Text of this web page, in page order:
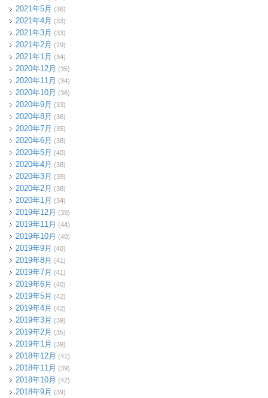
2021年5月 (36)
2021年4月 (33)
2021年3月 (33)
2021年2月 (29)
2021年1月 (34)
2020年12月 (35)
2020年11月 (34)
2020年10月 (36)
2020年9月 (33)
2020年8月 (36)
2020年7月 (35)
2020年6月 (38)
2020年5月 (40)
2020年4月 (38)
2020年3月 (39)
2020年2月 (38)
2020年1月 (34)
2019年12月 (39)
2019年11月 (44)
2019年10月 (40)
2019年9月 (40)
2019年8月 (41)
2019年7月 (41)
2019年6月 (40)
2019年5月 (42)
2019年4月 (42)
2019年3月 (39)
2019年2月 (35)
2019年1月 (39)
2018年12月 (41)
2018年11月 (39)
2018年10月 (42)
2018年9月 (39)